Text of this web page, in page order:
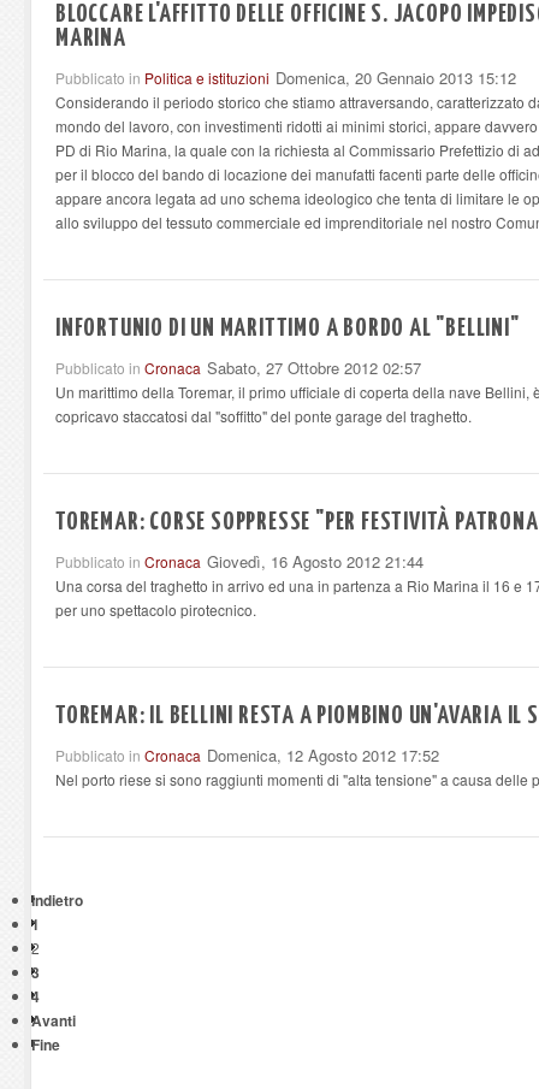
BLOCCARE L'AFFITTO DELLE OFFICINE S. JACOPO
MARINA
Pubblicato in Politica e istituzioni Domenica, 20 Gennaio 2013 15:12
Considerando il periodo storico che stiamo attraversando, caratterizzato
mondo del lavoro, con investimenti ridotti ai minimi storici, appare
PD di Rio Marina, la quale con la richiesta al Commissario Prefettizio di
per il blocco del bando di locazione dei manufatti facenti parte delle
appare ancora legata ad uno schema ideologico che tenta di limitare le
allo sviluppo del tessuto commerciale ed imprenditoriale nel nostro
INFORTUNIO DI UN MARITTIMO A BORDO AL "BELLINI"
Pubblicato in Cronaca Sabato, 27 Ottobre 2012 02:57
Un marittimo della Toremar, il primo ufficiale di coperta della nave Bellini,
copricavo staccatosi dal "soffitto" del ponte garage del traghetto.
TOREMAR: CORSE SOPPRESSE "PER FESTIVITÀ
Pubblicato in Cronaca Giovedì, 16 Agosto 2012 21:44
Una corsa del traghetto in arrivo ed una in partenza a Rio Marina il 16 e
per uno spettacolo pirotecnico.
TOREMAR: IL BELLINI RESTA A PIOMBINO UN'AVARIA IL
Pubblicato in Cronaca Domenica, 12 Agosto 2012 17:52
Nel porto riese si sono raggiunti momenti di "alta tensione" a causa delle
Indietro
1
2
3
4
Avanti
Fine